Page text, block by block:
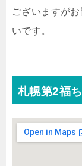
ございますが
いです。
札幌第2福